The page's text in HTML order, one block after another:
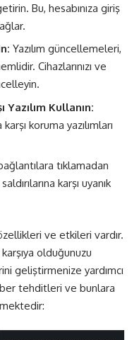
Bu, hesabınıza giriş
Yazılım güncellemeleri,
Cihazlarınızı ve
Yazılım Kullanın:
koruma yazılımları
tıklamadan
karşı uyanık
ve etkileri vardır.
olduğunuzu
geliştirmenize yardımcı
tehditleri ve bunlara